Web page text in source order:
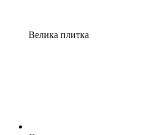
Велика плитка